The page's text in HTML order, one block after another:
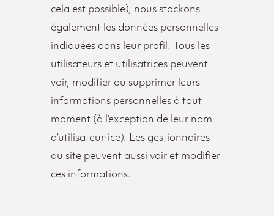
cela est possible), nous stockons
également les données personnelles
indiquées dans leur profil. Tous les
utilisateurs et utilisatrices peuvent
voir, modifier ou supprimer leurs
informations personnelles à tout
moment (à l’exception de leur nom
d’utilisateur·ice). Les gestionnaires
du site peuvent aussi voir et modifier
ces informations.